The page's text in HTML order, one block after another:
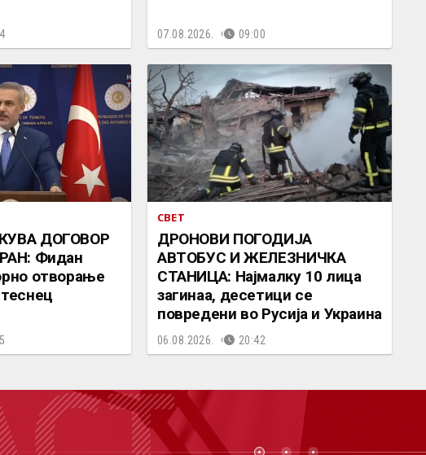
07.08.2026. 09:00
ДОГОВОР
Фидан
отворање
СВЕТ
ДРОНОВИ ПОГОДИЈА
АВТОБУС И ЖЕЛЕЗНИЧКА
СТАНИЦА: Најмалку 10 лица
загинаа, десетици се
повредени во Русија и Украина
06.08.2026. 20:42